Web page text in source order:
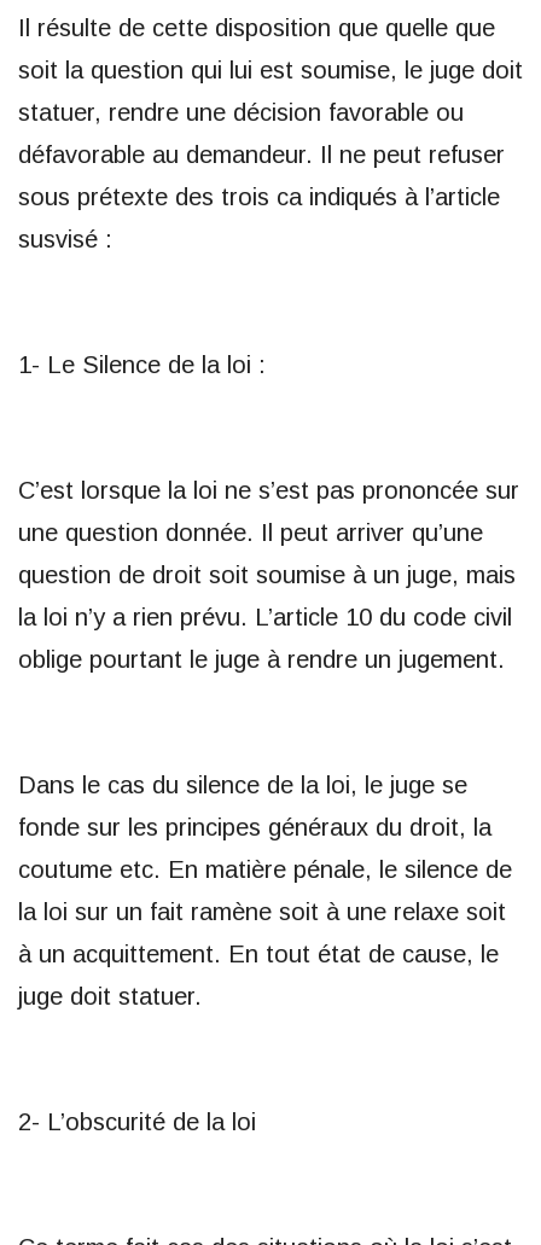
Il résulte de cette disposition que quelle que
soit la question qui lui est soumise, le juge doit
statuer, rendre une décision favorable ou
défavorable au demandeur. Il ne peut refuser
sous prétexte des trois ca indiqués à l’article
susvisé :
1- Le Silence de la loi :
C’est lorsque la loi ne s’est pas prononcée sur
une question donnée. Il peut arriver qu’une
question de droit soit soumise à un juge, mais
la loi n’y a rien prévu. L’article 10 du code civil
oblige pourtant le juge à rendre un jugement.
Dans le cas du silence de la loi, le juge se
fonde sur les principes généraux du droit, la
coutume etc. En matière pénale, le silence de
la loi sur un fait ramène soit à une relaxe soit
à un acquittement. En tout état de cause, le
juge doit statuer.
2- L’obscurité de la loi